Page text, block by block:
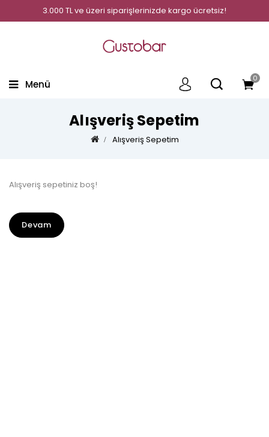
3.000 TL ve üzeri siparişlerinizde kargo ücretsiz!
0
Menü
Alışveriş Sepetim
Alışveriş Sepetim
Alışveriş sepetiniz boş!
Devam